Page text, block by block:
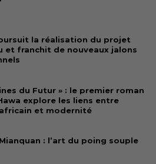
la réalisation du projet
et franchit de nouveaux jalons
du Futur » : le premier roman
explore les liens entre
et modernité
: l’art du poing souple